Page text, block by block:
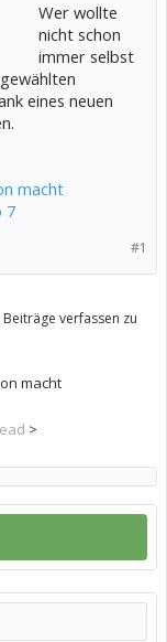
Wer wollte
nicht schon
immer selbst
eines neuen
macht
7
#1
verfassen zu
macht
>